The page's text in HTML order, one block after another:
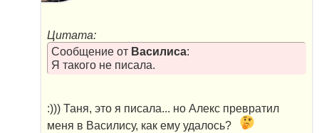
Цитата:
Сообщение от Василиса:
Я такого не писала.
:))) Таня, это я писала... но Алекс превратил
меня в Василису, как ему удалось?